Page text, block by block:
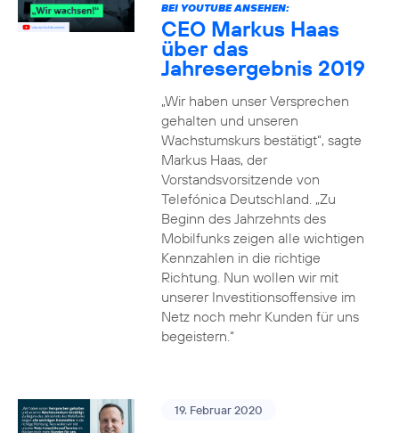
BEI YOUTUBE ANSEHEN:
CEO Markus Haas
über das
Jahresergebnis 2019
„Wir haben unser Versprechen
gehalten und unseren
Wachstumskurs bestätigt“, sagte
Markus Haas, der
Vorstandsvorsitzende von
Telefónica Deutschland. „Zu
Beginn des Jahrzehnts des
Mobilfunks zeigen alle wichtigen
Kennzahlen in die richtige
Richtung. Nun wollen wir mit
unserer Investitionsoffensive im
Netz noch mehr Kunden für uns
begeistern.“
19. Februar 2020